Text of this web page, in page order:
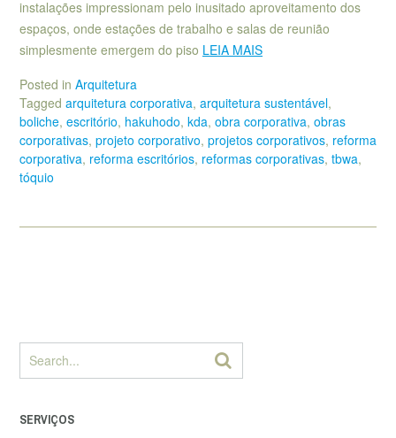
instalações impressionam pelo inusitado aproveitamento dos
espaços, onde estações de trabalho e salas de reunião
simplesmente emergem do piso LEIA MAIS
Posted in Arquitetura
Tagged arquitetura corporativa, arquitetura sustentável,
boliche, escritório, hakuhodo, kda, obra corporativa, obras
corporativas, projeto corporativo, projetos corporativos, reforma
corporativa, reforma escritórios, reformas corporativas, tbwa,
tóquio
SERVIÇOS